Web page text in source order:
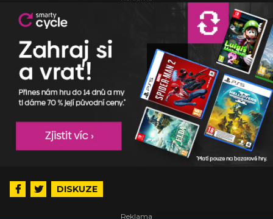
DISKUZE